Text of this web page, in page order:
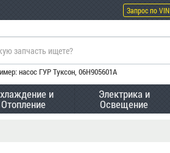
Запрос по VIN
насос ГУР Туксон, 06H905601A
и
Отопление
Электрика и
Освещение